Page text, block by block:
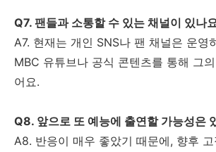
Q7. 팬들과 소통할 수 있는 채널이 있나
A7. 현재는 개인 SNS나 팬 채널은 운영
MBC 유튜브나 공식 콘텐츠를 통해 그
어요.
Q8. 앞으로 또 예능에 출연할 가능성은
A8. 반응이 매우 좋았기 때문에, 향후